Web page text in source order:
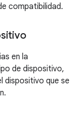
compatibilidad.
en la
de dispositivo,
dispositivo que se